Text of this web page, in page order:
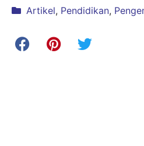
Artikel, Pendidikan,